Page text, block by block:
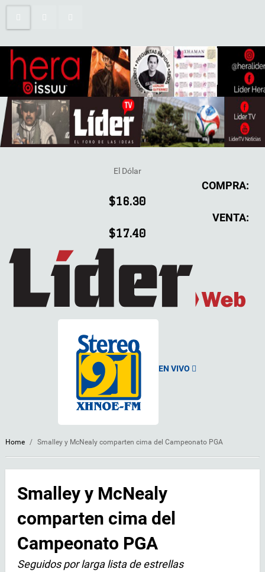
El Dólar
COMPRA:
$16.30
VENTA:
$17.40
EN VIVO
Home / Smalley y McNealy comparten cima del Campeonato PGA
Smalley y McNealy
comparten cima del
Campeonato PGA
Seguidos por larga lista de estrellas